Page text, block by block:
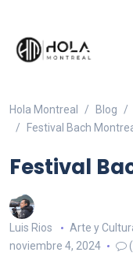
Hola Montreal Blog
Festival Bach
Festival
Luis Rios Arte y
noviembre 4, 2024